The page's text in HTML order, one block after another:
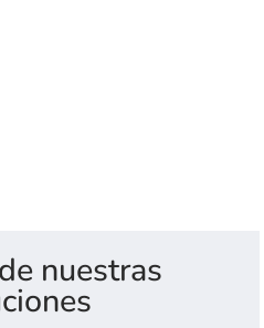
nuestras